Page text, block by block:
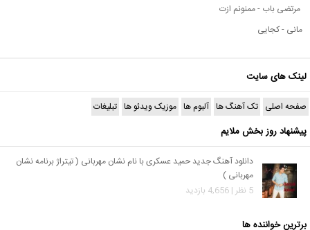
مرتضی باب - ممنونم ازت
مانی - کجایی
لینک های سایت
صفحه اصلی تک آهنگ ها آلبوم ها موزیک ویدئو ها تبلیغات
پیشنهاد روز بخش ملایم
دانلود آهنگ جدید حمید عسکری با نام نشان مهربانی ( تیتراژ برنامه نشان
مهربانی )
5 نظر | 4,656 بازدید
برترین خواننده ها